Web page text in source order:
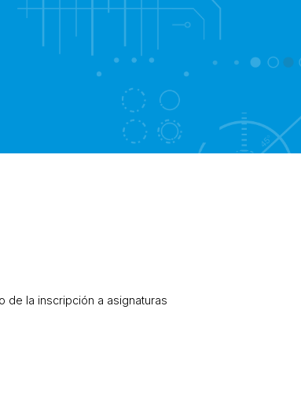
de la inscripción a asignaturas